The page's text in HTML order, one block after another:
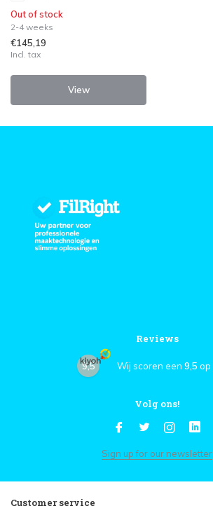
Out of stock
2-4 weeks
€145,19
Incl. tax
View
Reviews
9,5 Wij scoren een 9,5 op
Volg ons!
Sign up for our newsletter
Customer service